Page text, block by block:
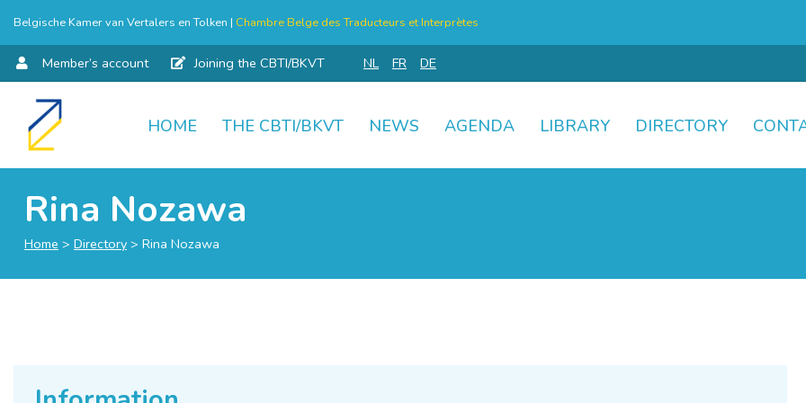
Belgische Kamer van Vertalers en Tolken | Chambre Belge des Traducteurs et Interprètes
Member’s account Joining the CBTI/BKVT NL FR DE
Skip
HOME THE CBTI/BKVT NEWS AGENDA LIBRARY DIRECTORY
Rina Nozawa
Home > Directory > Rina Nozawa